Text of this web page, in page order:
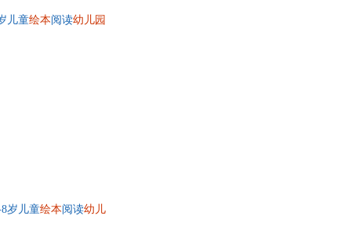
儿童绘本阅读幼儿园
岁儿童绘本阅读幼儿